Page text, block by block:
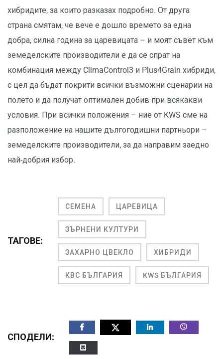
хибридите, за които разказах подробно. От друга
страна смятам, че вече е дошло времето за една
добра, силна година за царевицата – и моят съвет към
земеделските производители е да се спрат на
комбинация между ClimaControl3 и Plus4Grain хибриди,
с цел да бъдат покрити всички възможни сценарии на
полето и да получат оптимален добив при всякакви
условия. При всички положения – ние от KWS сме на
разположение на нашите дългогодишни партньори –
земеделските производители, за да направим заедно
най-добрия избор.
ТАГОВЕ:
СЕМЕНА ЦАРЕВИЦА
ЗЪРНЕНИ КУЛТУРИ
ЗАХАРНО ЦВЕКЛО ХИБРИДИ
КВС БЪЛГАРИЯ KWS БЪЛГАРИЯ
СПОДЕЛИ: